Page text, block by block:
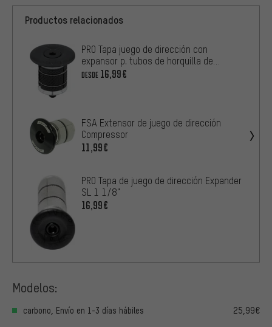
Productos relacionados
PRO Tapa juego de dirección con
expansor p. tubos de horquilla de
carbono
DESDE 16,99€
FSA Extensor de juego de dirección
Compressor
11,99€
PRO Tapa de juego de dirección Expander
SL 1 1/8"
16,99€
Modelos:
carbono, Envío en 1-3 días hábiles 25,99€